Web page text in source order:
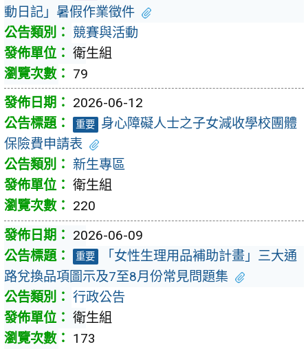
動日記」暑假作業徵件
競賽與活動
衛生組
79
2026-06-12
重要 身心障礙人士之子女減收學校團體
保險費申請表
新生專區
衛生組
220
2026-06-09
重要
「女性生理用品補助計畫」三大通
路兌換品項圖示及7至8月份常見問題集
行政公告
衛生組
173